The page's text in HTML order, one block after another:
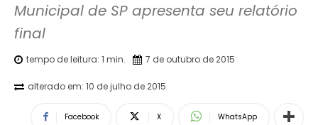
Municipal de SP apresenta seu relatório
final
tempo de leitura: 1 min. 7 de outubro de 2015
alterado em: 10 de julho de 2015
Facebook X WhatsApp